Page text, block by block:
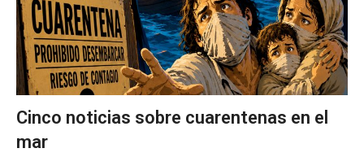
Cinco noticias sobre cuarentenas en el
mar